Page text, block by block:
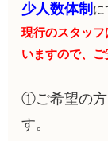
少人数体制 に
現行のスタッ
いますので、ご
①ご希望の方
す。